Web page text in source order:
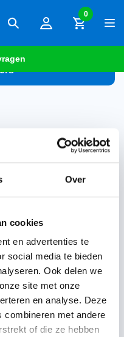
Over
cookies
en advertenties te
social media te bieden
Ook delen we
site met onze
en analyse. Deze
combineren met andere
of die ze hebben
0
halfronde vorst
€16,08 per stuk
€13,29excl. BTW